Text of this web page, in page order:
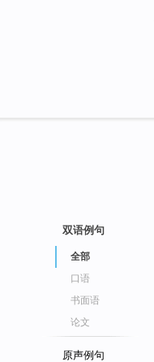
双语例句
全部
口语
书面语
论文
原声例句